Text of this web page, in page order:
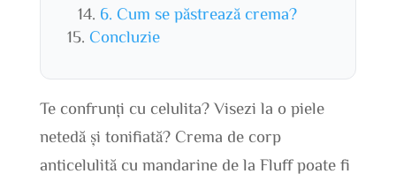
6. Cum se păstrează crema?
Concluzie
Te confrunți cu celulita? Visezi la o piele
netedă și tonifiată? Crema de corp
anticelulită cu mandarine de la Fluff poate fi